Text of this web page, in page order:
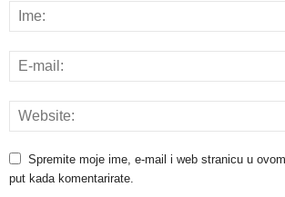
Spremite moje ime, e-mail i web stranicu u
put kada komentarirate.